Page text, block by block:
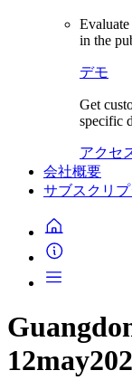
in the
デモ
Get
specific
アクセ
会社概要
サブスクリ